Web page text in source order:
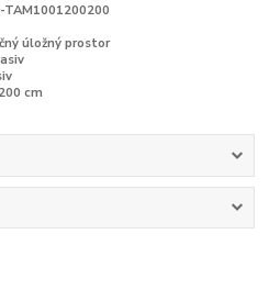
TAM1001200200
úložný prostor
cm